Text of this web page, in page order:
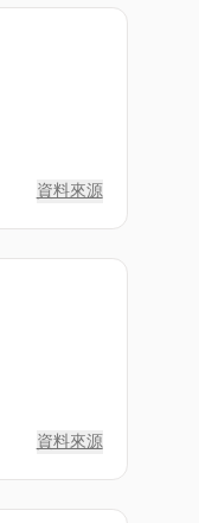
資料來源
資料來源